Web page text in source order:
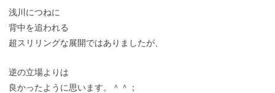
浅川につねに
背中を追われる
超スリリングな展開ではありましたが、
逆の立場よりは
良かったように思います。＾＾；